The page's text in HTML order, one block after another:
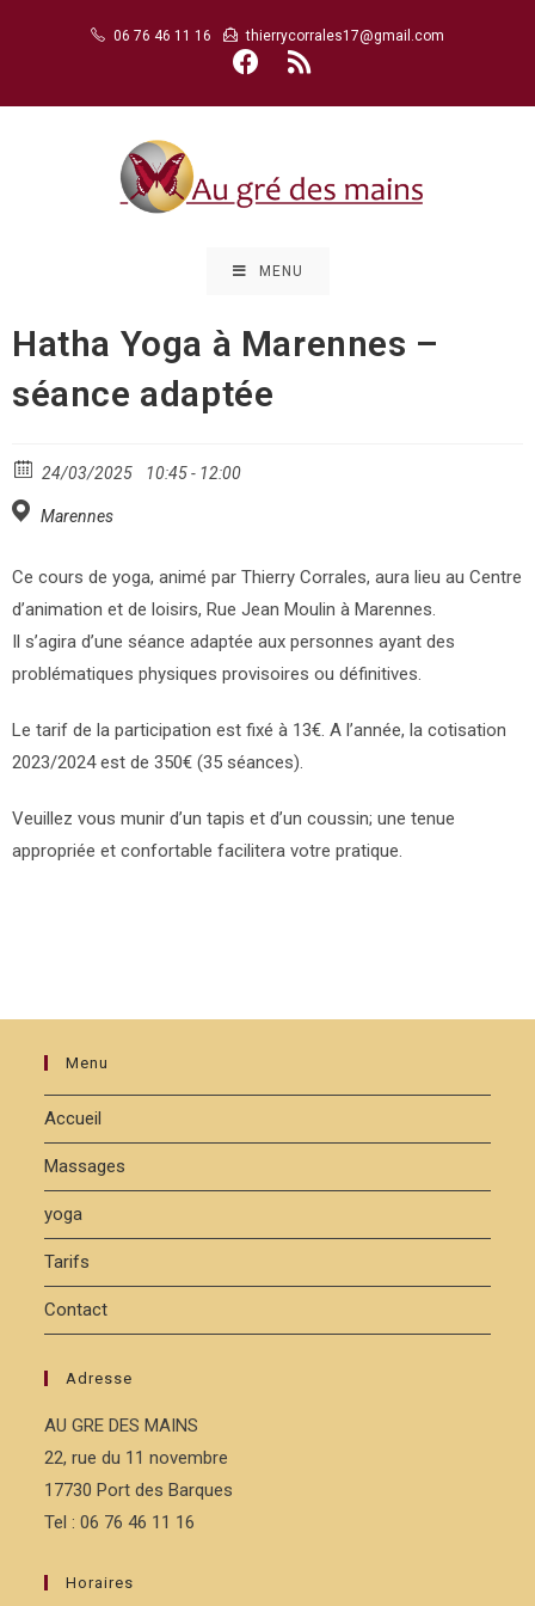
06 76 46 11 16 thierrycorrales17@gmail.com
MENU
Hatha Yoga à Marennes –
séance adaptée
24/03/2025 10:45 - 12:00
Marennes
Ce cours de yoga, animé par Thierry Corrales, aura lieu au Centre
d’animation et de loisirs, Rue Jean Moulin à Marennes.
Il s’agira d’une séance adaptée aux personnes ayant des
problématiques physiques provisoires ou définitives.
Le tarif de la participation est fixé à 13€. A l’année, la cotisation
2023/2024 est de 350€ (35 séances).
Veuillez vous munir d’un tapis et d’un coussin; une tenue
appropriée et confortable facilitera votre pratique.
Menu
Accueil
Massages
yoga
Tarifs
Contact
Adresse
AU GRE DES MAINS
22, rue du 11 novembre
17730 Port des Barques
Tel : 06 76 46 11 16
Horaires